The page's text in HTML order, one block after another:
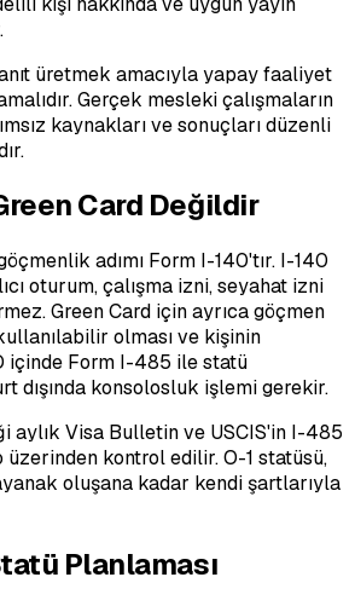
üretmek amacıyla yapay faaliyet
Gerçek mesleki çalışmaların
kaynakları ve sonuçları düzenli
Card Değildir
adımı Form I-140'tır. I-140
oturum, çalışma izni, seyahat izni
Green Card için ayrıca göçmen
olması ve kişinin
içinde Form I-485 ile statü
dışında konsolosluk işlemi gerekir.
aylık Visa Bulletin ve USCIS'in I-485
kontrol edilir. O-1 statüsü,
oluşana kadar kendi şartlarıyla
Planlaması